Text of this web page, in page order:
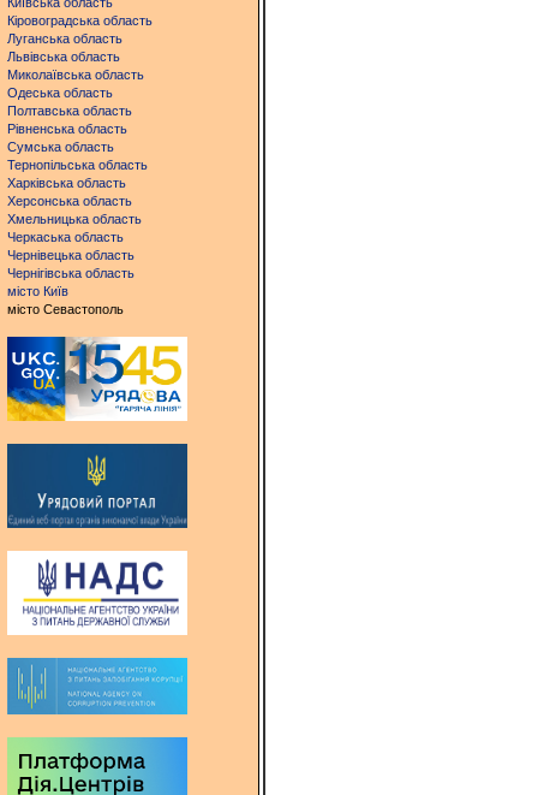
Кіровоградська область
Луганська область
Львівська область
Миколаївська область
Одеська область
Полтавська область
Рівненська область
Сумська область
Тернопільська область
Харківська область
Херсонська область
Хмельницька область
Черкаська область
Чернівецька область
Чернігівська область
місто Київ
місто Севастополь